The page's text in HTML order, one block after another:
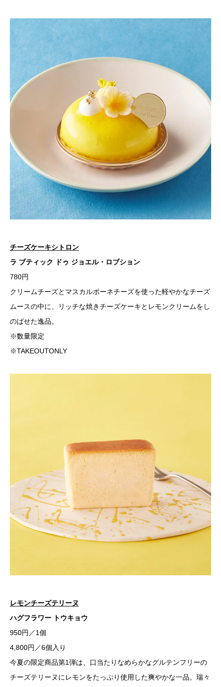
チーズケーキシトロン
ラ ブティック ドゥ ジョエル・ロブション
780円
クリームチーズとマスカルポーネチーズを使った軽やかなチーズ
ムースの中に、リッチな焼きチーズケーキとレモンクリームをし
のばせた逸品。
※数量限定
※TAKEOUTONLY
レモンチーズテリーヌ
ハグフラワー トウキョウ
950円／1個
4,800円／6個入り
今夏の限定商品第1弾は、口当たりなめらかなグルテンフリーの
チーズテリーヌにレモンをたっぷり使用した爽やかな一品。瑞々